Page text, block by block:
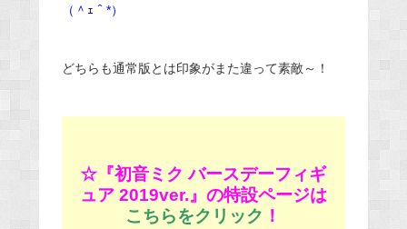
（＾ｪ＾*）
どちらも通常版とは印象がまた違って素敵～！
☆『初音ミク バースデーフィギ
ュア 2019ver.』の特設ページは
こちらをクリック ！